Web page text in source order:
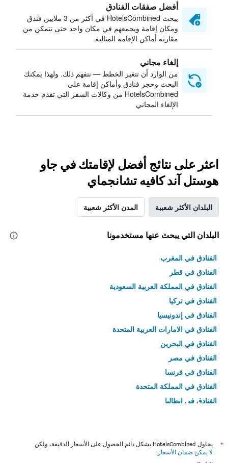
أفضل صفقات الفنادق
يبحث HotelsCombined في أكثر من 3 ملايين فندق
ومكان إقامة ويجمعهم في مكان واحد حتى تتمكن من
مقارنة أماكن الإقامة المثالية.
إلغاء مجاني
من الوارد أن تتغير الخطط — نتفهم ذلك. ولهذا يمكنك
البحث وحجز فنادق وأماكن إقامة على
HotelsCombined من وكالات السفر التي تقدم خدمة
الإلغاء المجاني
اعثر على نتائج أفضل لإقامتك في جاو
هوستل آند كافيه تشانجماي
البلدان الأكثر شعبية المدن الأكثر شعبية
البلدان التي يبحث عنها مستخدمونا
الفنادق في المغرب
الفنادق في قطر
الفنادق في المملكة العربية السعودية
الفنادق في تركيا
الفنادق في إندونيسيا
الفنادق في الامارات العربية المتحدة
الفنادق في البحرين
الفنادق في مصر
الفنادق في فرنسا
الفنادق في المملكة المتحدة
الفنادق في إيطاليا
*
يحاول HotelsCombined بشكل دائم الحصول على الأسعار الدقيقة، ولكن
لا يمكن ضمان الأسعار .